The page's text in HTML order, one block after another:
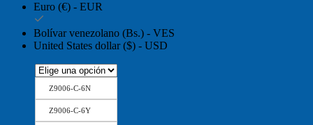
Euro (€) - EUR
Bolívar venezolano (Bs.) - VES
United States dollar ($) - USD
Z9006-C-6N
Z9006-C-6Y